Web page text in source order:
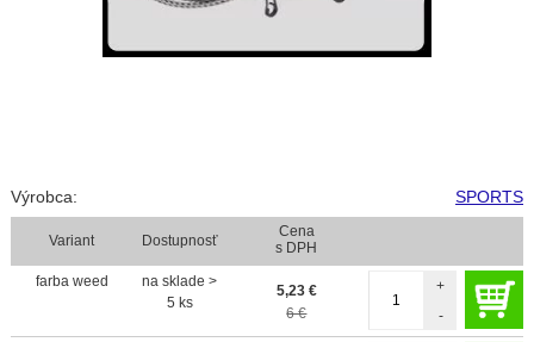
Výrobca: SPORTS
Variant Dostupnosť
Cena
s DPH
farba weed
na sklade >
5 ks
5,23 €
6 €
-
+